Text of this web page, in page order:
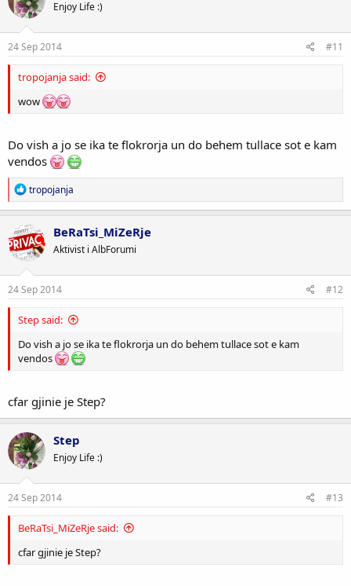
Enjoy Life :)
24 Sep 2014 #11
tropojanja said:
wow
Do vish a jo se ika te flokrorja un do behem tullace sot e kam
vendos
R
e
a
c
t
i
o
n
s
tropojanja
BeRaTsi_MiZeRje
Aktivist i AlbForumi
24 Sep 2014 #12
Step said:
Do vish a jo se ika te flokrorja un do behem tullace sot e kam
vendos
cfar gjinie je Step?
Step
Enjoy Life :)
24 Sep 2014 #13
BeRaTsi_MiZeRje said:
cfar gjinie je Step?